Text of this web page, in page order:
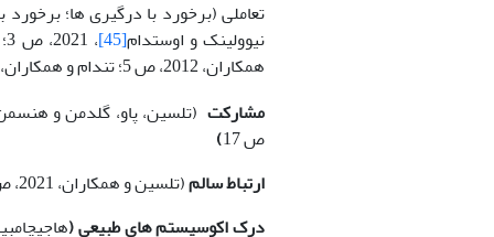
نیوولینک و اوستدام[45]
همکاران، 2012، ص 5؛ تن­دام و همکاران، 2011 ص 2)
مشارکت (تلسین، پاو، گلدمن و
ص 17
)
ارتباط سالم(تلسین و همکاران، 2021، ص 1)
درک اکوسیستم های طبیعی (